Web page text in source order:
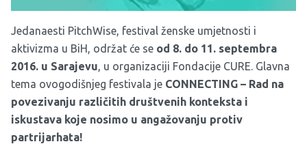
Jedanaesti PitchWise, festival ženske umjetnosti i
aktivizma u BiH, održat će se od 8. do 11. septembra
2016. u Sarajevu, u organizaciji Fondacije CURE. Glavna
tema ovogodišnjeg festivala je CONNECTING – Rad na
povezivanju različitih društvenih konteksta i
iskustava koje nosimo u angažovanju protiv
partrijarhata!